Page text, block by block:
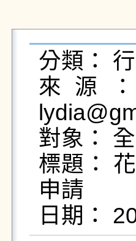
分類：
來源
對象：
標題：
申請